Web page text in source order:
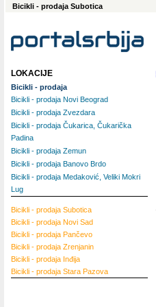
Bicikli - prodaja Subotica
LOKACIJE
Bicikli - prodaja
Bicikli - prodaja Novi Beograd
Bicikli - prodaja Zvezdara
Bicikli - prodaja Čukarica, Čukarička
Padina
Bicikli - prodaja Zemun
Bicikli - prodaja Banovo Brdo
Bicikli - prodaja Medaković, Veliki Mokri
Lug
Bicikli - prodaja Subotica
Bicikli - prodaja Novi Sad
Bicikli - prodaja Pančevo
Bicikli - prodaja Zrenjanin
Bicikli - prodaja Inđija
Bicikli - prodaja Stara Pazova